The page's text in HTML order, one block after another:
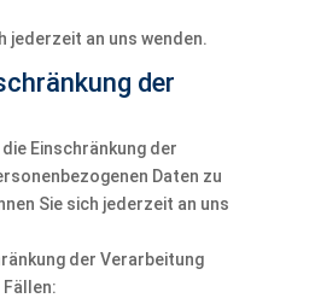
jederzeit an uns wenden.
der
Einschränkung der
Daten zu
Sie sich jederzeit an uns
der Verarbeitung